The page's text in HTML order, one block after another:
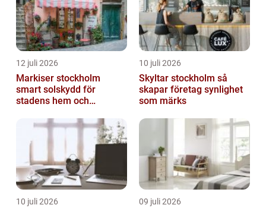
12 juli 2026
Markiser stockholm
smart solskydd för
stadens hem och
10 juli 2026
Skyltar stockholm så
skapar företag synlighet
som märks
10 juli 2026 09 juli 2026